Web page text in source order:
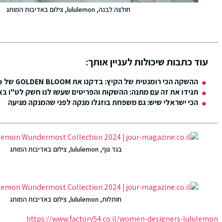
חולצה לבנה, lululemon, צילום באדיבות המותג
עוד כתבות שיכולות לעניין אותך:
ההשקה הכי רומנטית של הקיץ: בדקנו את GOLDEN BLOOM של Laline
תגידו את זה עם מתנה: ההשקות והפריטים שעשו לנו חשק לט"ו
הכי ישראלי שיש: גם משפחת בוזגלו מנקה לפני שהמנקה מגיעה
בגד גוף, lululemon, צילום באדיבות המותג
חותלות, lululemon, צילום באדיבות המותג
https://www.factory54.co.il/women-designers-lululemon